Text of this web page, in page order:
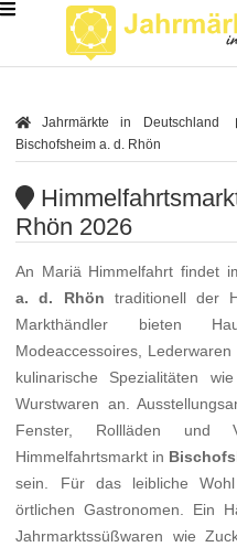
Jahrmärkte in Deutschland
Bischofsheim a. d. Rhön
Rhön 2026
An Mariä Himmelfahrt findet
a. d. Rhön traditionell der
Markthändler bieten
Modeaccessoires,
kulinarische Spezialitäten
Wurstwaren an.
Fenster, Rollläden und
Himmelfahrtsmarkt in
sein. Für das leibliche
örtlichen Gastronomen. Ein
Jahrmarktssüßwaren wie